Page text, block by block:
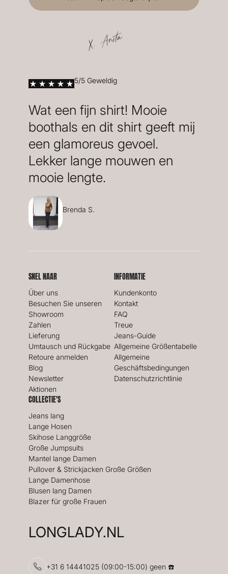
X. Anita
5/5 Geweldig
Wat een fijn shirt! Mooie
boothals en dit shirt geeft mij
een glamoreus gevoel.
Lekker lange mouwen en
mooie lengte.
Brenda S.
SNEL NAAR
Über uns
Besuchen Sie unseren
Showroom
Zahlen
Lieferung
Umtausch und Rückgabe
Retoure anmelden
Blog
Newsletter
Aktionen
INFORMATIE
Kundenkonto
Kontakt
FAQ
Treue
Jeans-Guide
Allgemeine Größentabelle
Allgemeine
Geschäftsbedingungen
Datenschutzrichtlinie
COLLECTIE'S
Jeans lang
Lange Hosen
Skihose Langgröße
Große Jumpsuits
Mantel lange Damen
Pullover & Strickjacken Große Größen
Lange Damenhose
Blusen lang Damen
Blazer für große Frauen
LONGLADY.NL
+31 6 14441025 (09:00-15:00) geen ☎️